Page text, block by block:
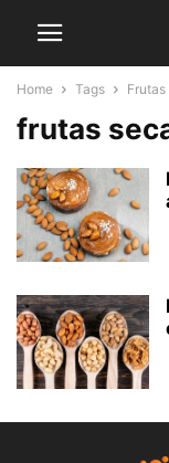
Home Tags
frutas